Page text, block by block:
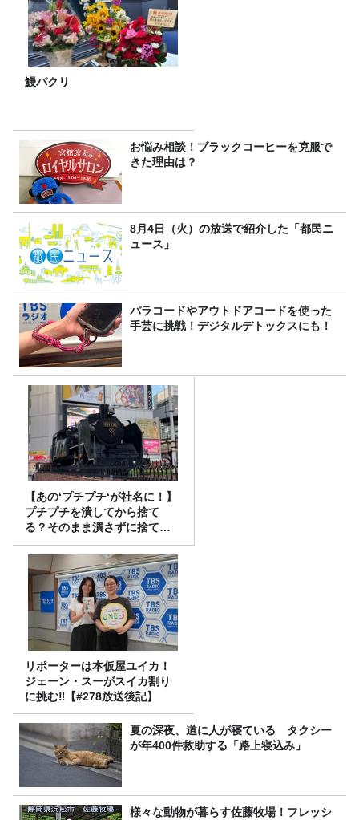
鰻パクリ
お悩み相談！ブラックコーヒーを克服で
きた理由は？
8月4日（火）の放送で紹介した「都民ニ
ュース」
パラコードやアウトドアコードを使った
手芸に挑戦！デジタルデトックスにも！
【あの‘プチプチ‘が社名に！】
プチプチを潰してから捨て
る？そのまま潰さずに捨て
る？
リポーターは本仮屋ユイカ！
ジェーン・スーがスイカ割り
に挑む‼【#278放送後記】
夏の深夜、道に人が寝ている タクシー
が年400件救助する「路上寝込み」
様々な動物が暮らす佐藤牧場！フレッシ